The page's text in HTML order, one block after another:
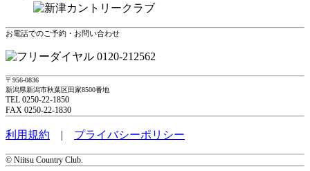
お電話でのご予約・お問い合わせ
0120-212562
〒956-0836
新潟県新潟市秋葉区田家8500番地
TEL 0250-22-1850
FAX 0250-22-1830
利用規約 | プライバシーポリシー
© Niitsu Country Club.